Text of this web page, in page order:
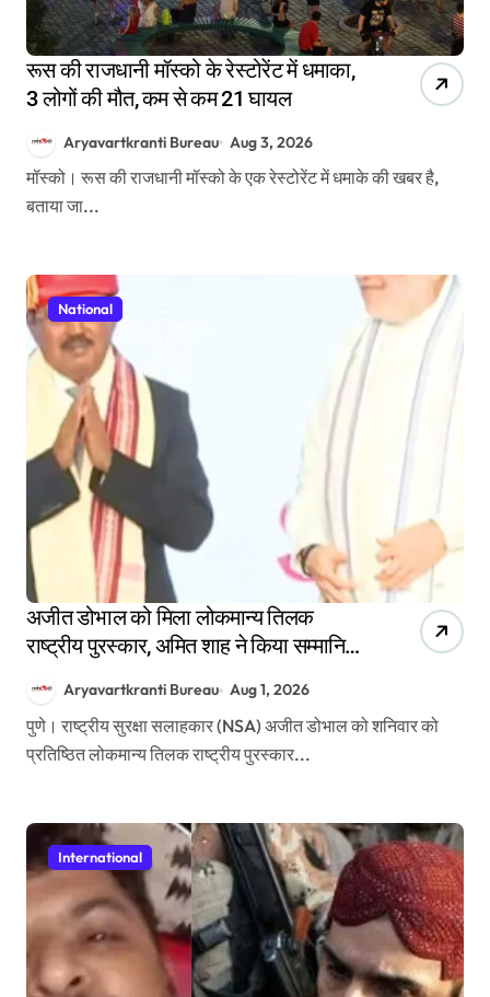
रूस की राजधानी मॉस्को के रेस्टोरेंट में धमाका,
3 लोगों की मौत, कम से कम 21 घायल
Aryavartkranti Bureau Aug 3, 2026
मॉस्को। रूस की राजधानी मॉस्को के एक रेस्टोरेंट में धमाके की खबर है,
बताया जा...
National
अजीत डोभाल को मिला लोकमान्य तिलक
राष्ट्रीय पुरस्कार, अमित शाह ने किया सम्मानित,
सम्मानAryavartkranti Bureau Aug 1, 2026
पुणे। राष्ट्रीय सुरक्षा सलाहकार (NSA) अजीत डोभाल को शनिवार को
प्रतिष्ठित लोकमान्य तिलक राष्ट्रीय पुरस्कार...
International